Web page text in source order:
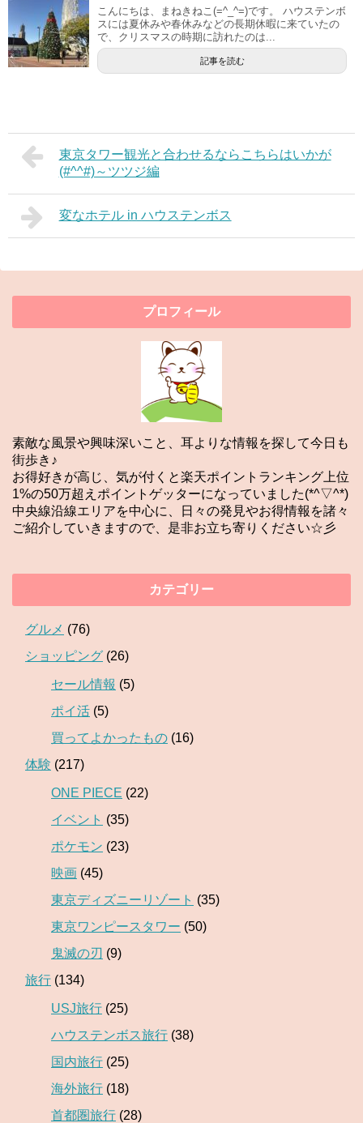
こんにちは、まねきねこ(=^_^=)です。 ハウステンボ
スには夏休みや春休みなどの長期休暇に来ていたの
で、クリスマスの時期に訪れたのは...
記事を読む
東京タワー観光と合わせるならこちらはいかが
(#^^#)～ツツジ編
変なホテル in ハウステンボス
プロフィール
素敵な風景や興味深いこと、耳よりな情報を探して今日も
街歩き♪
お得好きが高じ、気が付くと楽天ポイントランキング上位
1%の50万超えポイントゲッターになっていました(*^▽^*)
中央線沿線エリアを中心に、日々の発見やお得情報を諸々
ご紹介していきますので、是非お立ち寄りください☆彡
カテゴリー
グルメ (76)
ショッピング (26)
セール情報 (5)
ポイ活 (5)
買ってよかったもの (16)
体験 (217)
ONE PIECE (22)
イベント (35)
ポケモン (23)
映画 (45)
東京ディズニーリゾート (35)
東京ワンピースタワー (50)
鬼滅の刃 (9)
旅行 (134)
USJ旅行 (25)
ハウステンボス旅行 (38)
国内旅行 (25)
海外旅行 (18)
首都圏旅行 (28)